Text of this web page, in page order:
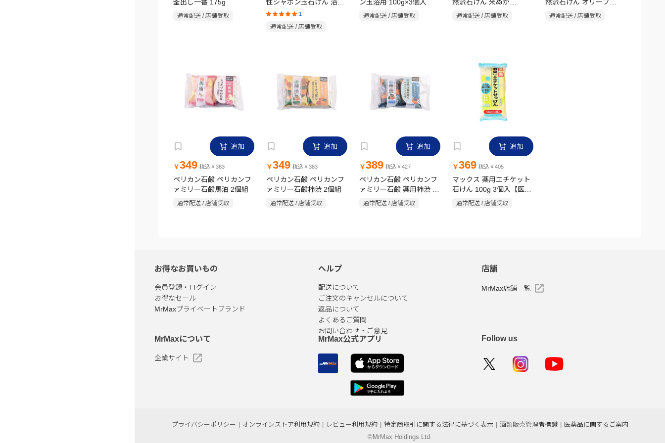
釜出し一番 175g
通常配送 / 店舗受取
性シャボン玉石けん 浴用
100g×3個入1
通常配送 / 店舗受取
ン玉浴用 100g×3個入
通常配送 / 店舗受取
然派石けん 米ぬか
100g×2個入
通常配送 / 店舗受取
然派石けん オリーブ
100g×2個入
通常配送 / 店舗受取
追加
￥349 税込￥383
ペリカン石鹸 ペリカンフ
ァミリー石鹸馬油 2個組
通常配送 / 店舗受取
追加
￥349 税込￥383
ペリカン石鹸 ペリカンフ
ァミリー石鹸柿渋 2個組
通常配送 / 店舗受取
追加
￥389 税込￥427
ペリカン石鹸 ペリカンフ
ァミリー石鹸 薬用柿渋 2
個組
通常配送 / 店舗受取
追加
￥369 税込￥405
マックス 薬用エチケット
石けん 100g 3個入【医薬
部外品】
通常配送 / 店舗受取
お得なお買いもの
会員登録・ログイン
お得なセール
MrMaxプライベートブランド
ヘルプ
配送について
ご注文のキャンセルについて
返品について
よくあるご質問
お問い合わせ・ご意見
店舗
MrMax店舗一覧
MrMaxについて
企業サイト
MrMax公式アプリ Follow us
プライバシーポリシー オンラインストア利用規約 レビュー利用規約 特定商取引に関する法律に基づく表示 酒類販売管理者標識
医薬品に関するご案内
©MrMax Holdings Ltd.